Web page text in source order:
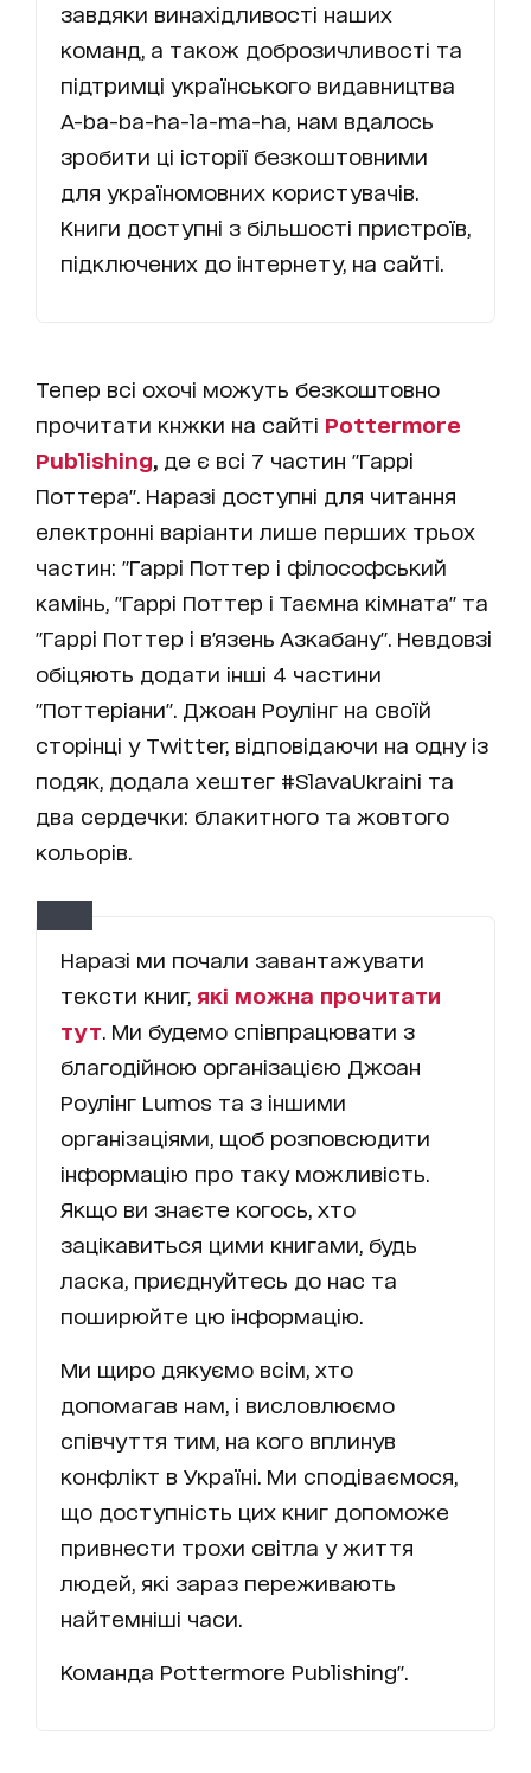
завдяки винахідливості наших
команд, а також доброзичливості та
підтримці українського видавництва
A-ba-ba-ha-la-ma-ha, нам вдалось
зробити ці історії безкоштовними
для україномовних користувачів.
Книги доступні з більшості пристроїв,
підключених до інтернету, на сайті.
Тепер всі охочі можуть безкоштовно
прочитати кнжки на сайті Pottermore
Publishing, де є всі 7 частин "Гаррі
Поттера". Наразі доступні для читання
електронні варіанти лише перших трьох
частин: "Гаррі Поттер і філософський
камінь, "Гаррі Поттер і Таємна кімната" та
"Гаррі Поттер і в'язень Азкабану". Невдовзі
обіцяють додати інші 4 частини
"Поттеріани". Джоан Роулінг на своїй
сторінці у Twitter, відповідаючи на одну із
подяк, додала хештег #SlavaUkraini та
два сердечки: блакитного та жовтого
кольорів.
Наразі ми почали завантажувати
тексти книг, які можна прочитати
тут . Ми будемо співпрацювати з
благодійною організацією Джоан
Роулінг Lumos та з іншими
організаціями, щоб розповсюдити
інформацію про таку можливість.
Якщо ви знаєте когось, хто
зацікавиться цими книгами, будь
ласка, приєднуйтесь до нас та
поширюйте цю інформацію.
Ми щиро дякуємо всім, хто
допомагав нам, і висловлюємо
співчуття тим, на кого вплинув
конфлікт в Україні. Ми сподіваємося,
що доступність цих книг допоможе
привнести трохи світла у життя
людей, які зараз переживають
найтемніші часи.
Команда Pottermore Publishing".